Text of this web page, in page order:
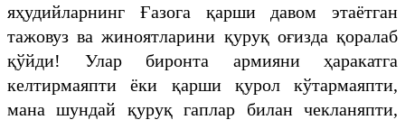
яҳудийларнинг Ғазога қарши давом этаётган
тажовуз ва жиноятларини қуруқ оғизда қоралаб
қўйди! Улар биронта армияни ҳаракатга
келтирмаяпти ёки қарши қурол кўтармаяпти,
мана шундай қуруқ гаплар билан чекланяпти,